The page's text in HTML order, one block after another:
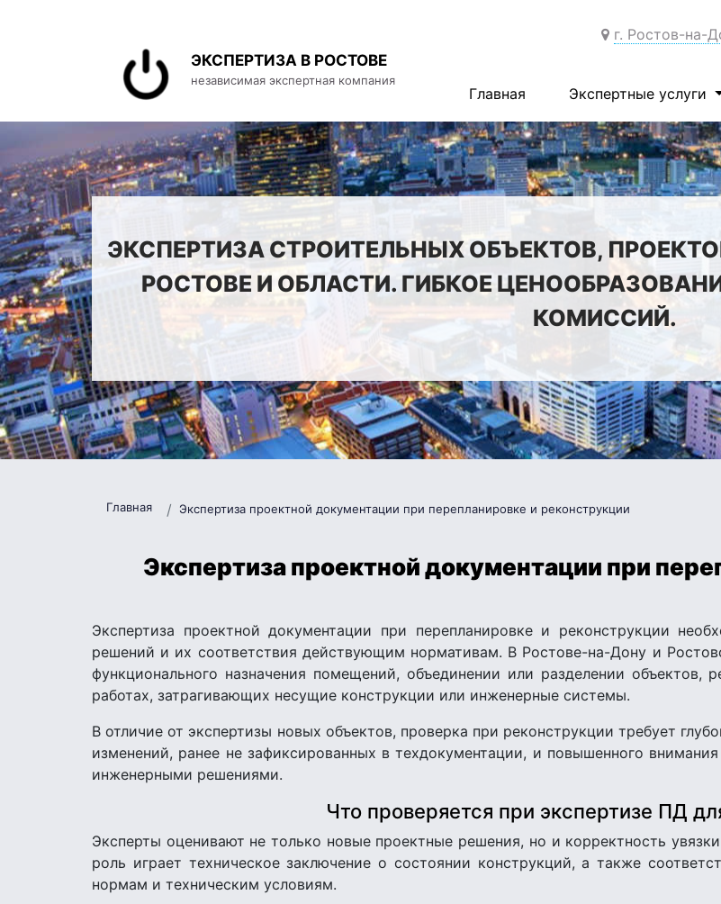
ЭКСПЕРТИЗА В РОСТОВЕ
независимая экспертная компания
г. Ростов-на-
Главная Экспертные услуги
ЭКСПЕРТИЗА СТРОИТЕЛЬНЫХ ОБЪЕКТОВ,
РОСТОВЕ И ОБЛАСТИ. ГИБКОЕ
КОМИССИЙ.
Главная Экспертиза проектной документации при перепланировке и реконструкции
Экспертиза проектной документации при
Экспертиза проектной документации при перепланировке и реконструкции
решений и их соответствия действующим нормативам. В Ростове-на-Дону и
функционального назначения помещений, объединении или разделении
работах, затрагивающих несущие конструкции или инженерные системы.
В отличие от экспертизы новых объектов, проверка при реконструкции требует
изменений, ранее не зафиксированных в техдокументации, и повышенного
инженерными решениями.
Что проверяется при экспертизе ПД
Эксперты оценивают не только новые проектные решения, но и корректность
роль играет техническое заключение о состоянии конструкций, а также
нормам и техническим условиям.